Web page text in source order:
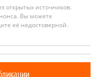
открытых источников.
Вы можете
её недостоверной.